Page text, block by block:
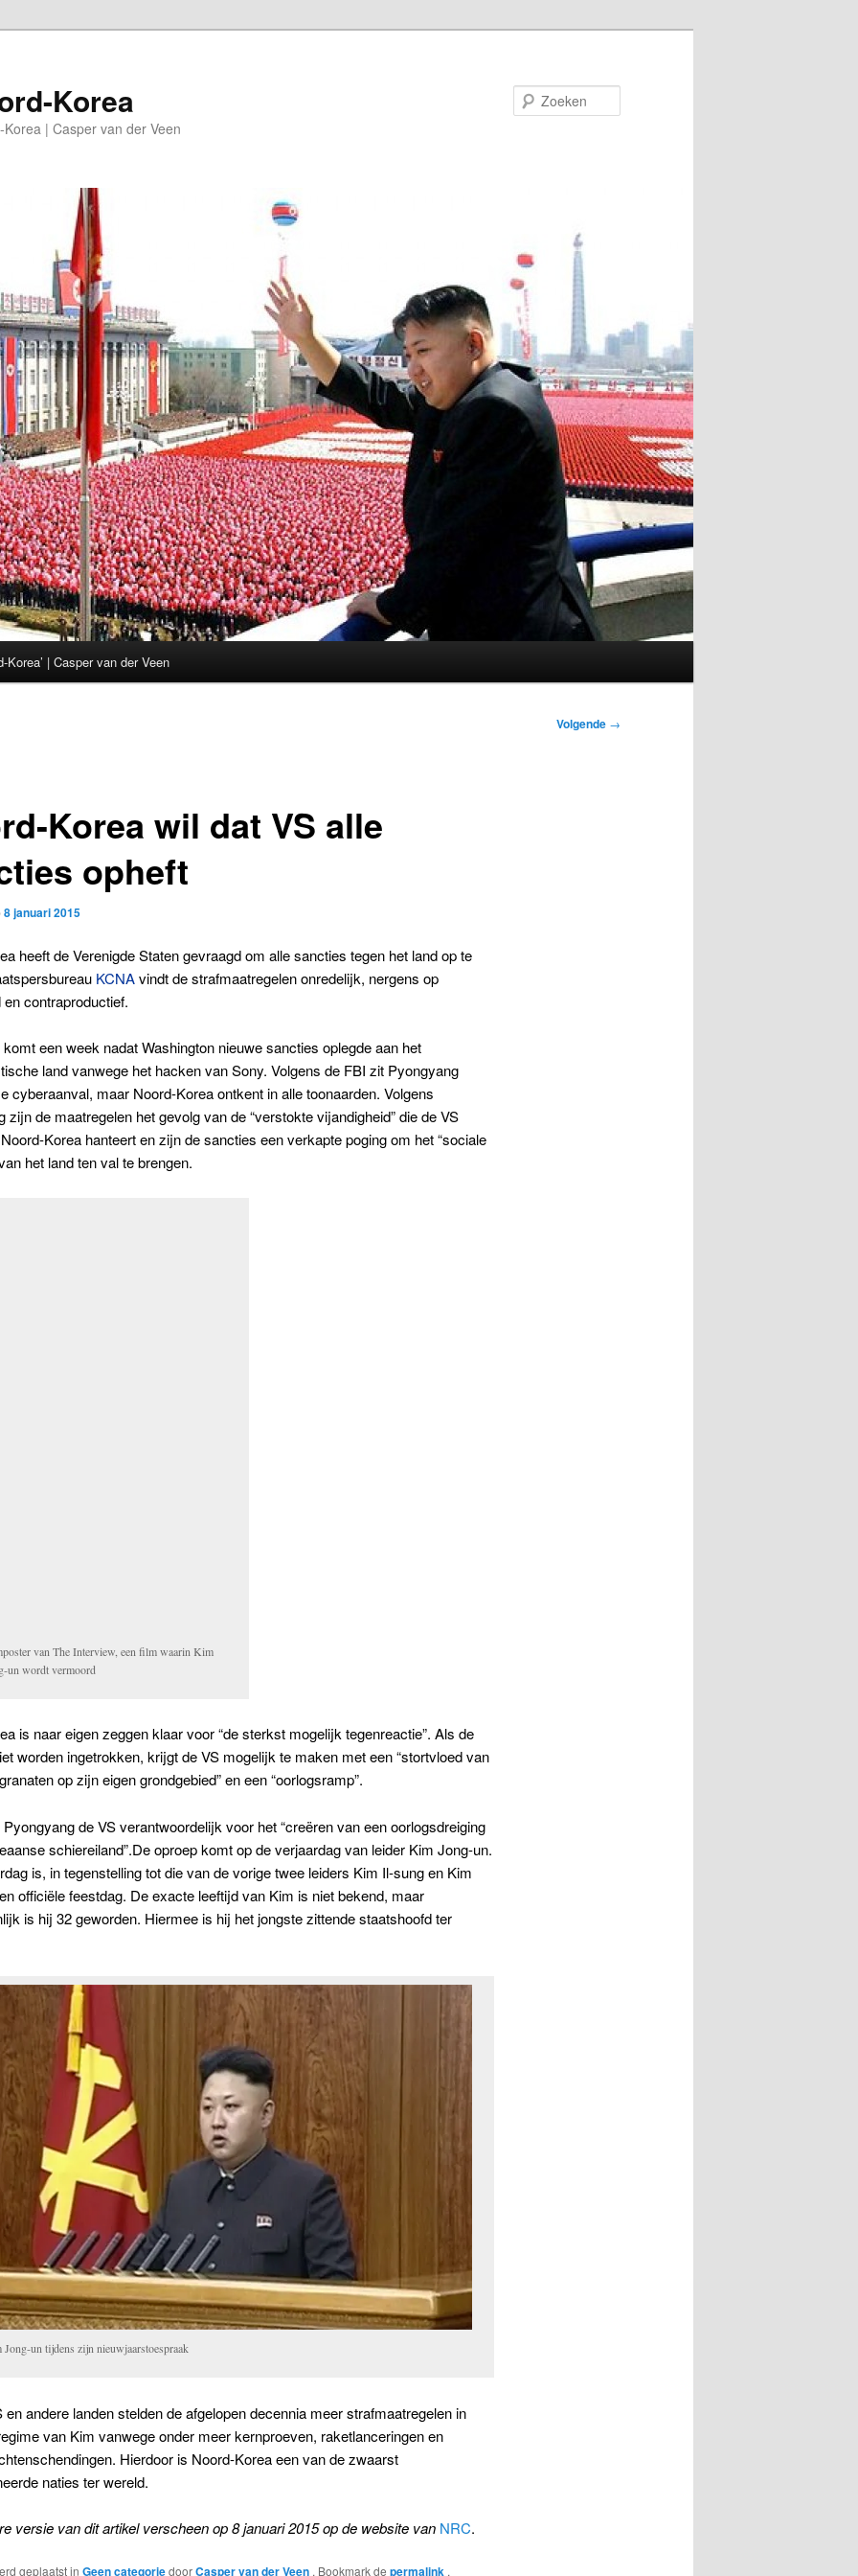
Korea
| Casper van der Veen
Korea’ | Casper van der Veen
Volgende →
Korea wil dat VS alle
opheft
8 januari 2015
heeft de Verenigde Staten gevraagd om alle sancties tegen het land op te
KCNAvindt de strafmaatregelen onredelijk, nergens op
contraproductief.
een week nadat Washington nieuwe sancties oplegde aan het
land vanwege het hacken van Sony. Volgens de FBI zit Pyongyang
cyberaanval, maar Noord-Korea ontkent in alle toonaarden. Volgens
zijn de maatregelen het gevolg van de “verstokte vijandigheid” die de VS
Korea hanteert en zijn de sancties een verkapte poging om het “sociale
het land ten val te brengen.
van The Interview, een film waarin Kim
un wordt vermoord
is naar eigen zeggen klaar voor “de sterkst mogelijk tegenreactie”. Als de
worden ingetrokken, krijgt de VS mogelijk te maken met een “stortvloed van
op zijn eigen grondgebied” en een “oorlogsramp”.
de VS verantwoordelijk voor het “creëren van een oorlogsdreiging
schiereiland”.De oproep komt op de verjaardag van leider Kim Jong-un.
is, in tegenstelling tot die van de vorige twee leiders Kim Il-sung en Kim
officiële feestdag. De exacte leeftijd van Kim is niet bekend, maar
is hij 32 geworden. Hiermee is hij het jongste zittende staatshoofd ter
un tijdens zijn nieuwjaarstoespraak
en andere landen stelden de afgelopen decennia meer strafmaatregelen in
van Kim vanwege onder meer kernproeven, raketlanceringen en
Hierdoor is Noord-Korea een van de zwaarst
naties ter wereld.
versie van dit artikel verscheen op 8 januari 2015 op de website van NRC.
geplaatst in Geen categoriedoorCasper van der Veen . Bookmark de permalink .